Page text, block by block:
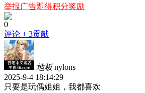
举报广告即得积分奖励
0
评论 + 3贡献
地板 nylons
2025-9-4 18:14:29
只要是玩偶姐姐，我都喜欢